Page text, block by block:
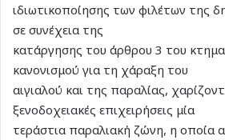
ιδιωτικοποίησης των φιλέτων της
σε συνέχεια της
κατάργησης του άρθρου 3 του
κανονισμού για τη χάραξη του
αιγιαλού και της παραλίας,
ξενοδοχειακές επιχειρήσεις μία
τεράστια παραλιακή ζώνη, η οποία